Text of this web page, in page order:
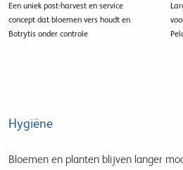
Een uniek post-harvest en service
concept dat bloemen vers houdt en
Botrytis onder controle
Hygiëne
Bloemen en planten blijven langer